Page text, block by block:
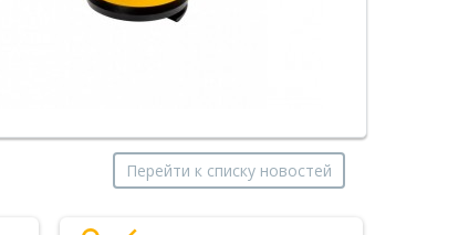
Перейти к списку новостей